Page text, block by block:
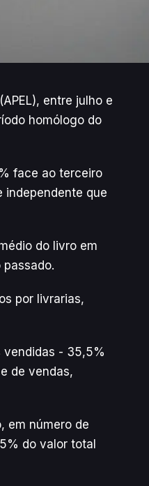
entre julho e
homólogo do
face ao terceiro
independente que
do livro em
por livrarias,
vendidas - 35,5%
de vendas,
em número de
do valor total